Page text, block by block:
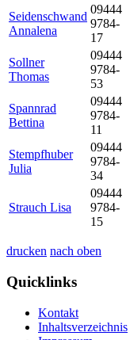
Seidenschwand
Annalena
09444
9784-
17
Sollner
Thomas
09444
9784-
53
Spannrad
Bettina
09444
9784-
11
Stempfhuber
Julia
09444
9784-
34
Strauch Lisa
09444
9784-
15
drucken nach oben
Quicklinks
Kontakt
Inhaltsverzeichnis